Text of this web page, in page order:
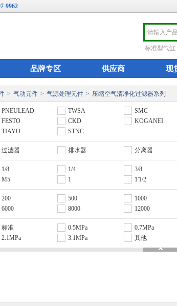
9962
标准型气缸
品牌专区 供应商 现
> 气动元件 > 气源处理元件 > 压缩空气清净化过滤器系列
PNEULEAD TWSA SMC
FESTO
CKD KOGANEI
TIAYO
STNC
过滤器 排水器 分离器
1/8 1/4 3/8
M5
1 1'1/2
200 500 1000
6000
8000 12000
标准 0.5MPa 0.7MPa
2.1MPa
3.1MPa 其他